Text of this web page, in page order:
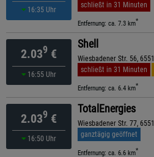
16:35 Uhr
schließt in 31 Minuten
Entfernung: ca. 7.3 km*
2.039 €
16:55 Uhr
Shell
Wiesbadener Str. 56,
schließt in 31 Minuten
Entfernung: ca. 6.4 km*
2.039 €
16:50 Uhr
TotalEnergies
Wiesbadener Str. 77,
ganztägig geöffnet
Entfernung: ca. 6.6 km*